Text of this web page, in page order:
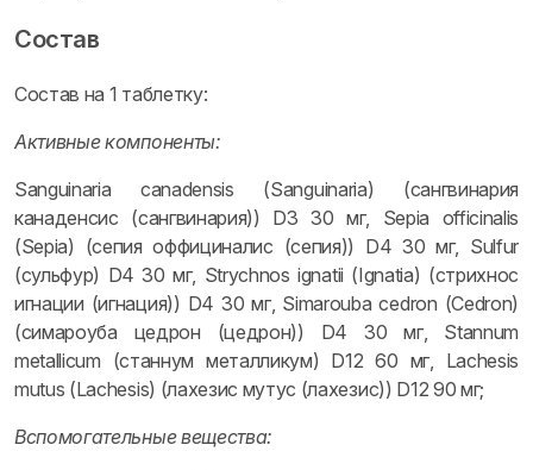
Состав
Состав на 1 таблетку:
Активные компоненты:
Sanguinaria canadensis (Sanguinaria) (сангвинария
канаденсис (сангвинария)) D3 30 мг, Sepia officinalis
(Sepia) (сепия оффициналис (сепия)) D4 30 мг, Sulfur
(сульфур) D4 30 мг, Strychnos ignatii (Ignatia) (стрихнос
игнации (игнация)) D4 30 мг, Simarouba cedron (Cedron)
(симароуба цедрон (цедрон)) D4 30 мг, Stannum
metallicum (станнум металликум) D12 60 мг, Lachesis
mutus (Lachesis) (лахезис мутус (лахезис)) D12 90 мг;
Вспомогательные вещества: